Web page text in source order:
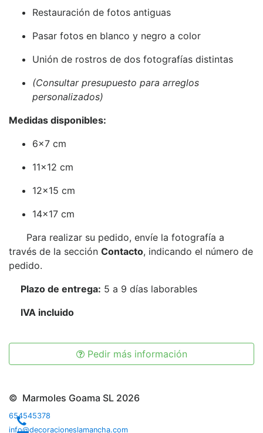
Restauración de fotos antiguas
Pasar fotos en blanco y negro a color
Unión de rostros de dos fotografías distintas
(Consultar presupuesto para arreglos
personalizados)
Medidas disponibles:
6x7 cm
11x12 cm
12x15 cm
14x17 cm
Para realizar su pedido, envíe la fotografía a
través de la sección Contacto, indicando el número de
pedido.
Plazo de entrega: 5 a 9 días laborables
IVA incluido
Pedir más información
© Marmoles Goama SL 2026
654545378
info@decoracioneslamancha.com